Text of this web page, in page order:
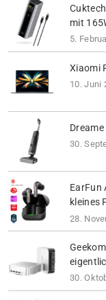
mit
5.
Xiaomi
10. Juni
30.
EarFun
kleines
28.
30.